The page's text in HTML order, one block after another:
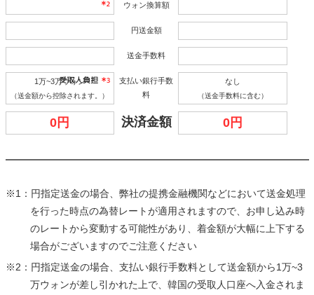
ウォン換算額
円送金額
送金手数料
1万~3万ウォン
（送金額から控除されます。）
支払い銀行手数
料
なし
（送金手数料に含む）
0円 決済金額 0円
※1：円指定送金の場合、弊社の提携金融機関などにおいて送金処理
を行った時点の為替レートが適用されますので、お申し込み時
のレートから変動する可能性があり、着金額が大幅に上下する
場合がございますのでご注意ください
※2：円指定送金の場合、支払い銀行手数料として送金額から1万~3
万ウォンが差し引かれた上で、韓国の受取人口座へ入金されま